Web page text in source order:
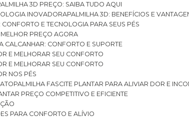
PALMILHA 3D PREÇO: SAIBA TUDO AQUI
INOVADORA PALMILHA 3D: BENEFÍCIOS E
CONFORTO E TECNOLOGIA PARA SEUS PÉS
MELHOR PREÇO AGORA
CALCANHAR: CONFORTO E SUPORTE
E MELHORAR SEU CONFORTO
E MELHORAR SEU CONFORTO
NOS PÉS
PALMILHA FASCITE PLANTAR PARA ALIVIAR DOR E
PREÇO COMPETITIVO E EFICIENTE
PARA CONFORTO E ALÍVIO